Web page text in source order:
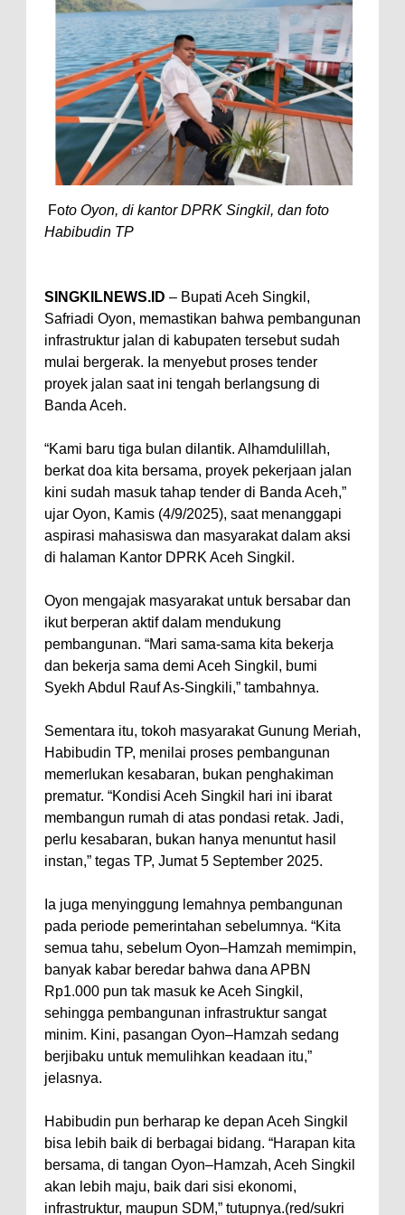
Foto Oyon, di kantor DPRK Singkil, dan foto
Habibudin TP
SINGKILNEWS.ID – Bupati Aceh Singkil,
Safriadi Oyon, memastikan bahwa pembangunan
infrastruktur jalan di kabupaten tersebut sudah
mulai bergerak. Ia menyebut proses tender
proyek jalan saat ini tengah berlangsung di
Banda Aceh.
“Kami baru tiga bulan dilantik. Alhamdulillah,
berkat doa kita bersama, proyek pekerjaan jalan
kini sudah masuk tahap tender di Banda Aceh,”
ujar Oyon, Kamis (4/9/2025), saat menanggapi
aspirasi mahasiswa dan masyarakat dalam aksi
di halaman Kantor DPRK Aceh Singkil.
Oyon mengajak masyarakat untuk bersabar dan
ikut berperan aktif dalam mendukung
pembangunan. “Mari sama-sama kita bekerja
dan bekerja sama demi Aceh Singkil, bumi
Syekh Abdul Rauf As-Singkili,” tambahnya.
Sementara itu, tokoh masyarakat Gunung Meriah,
Habibudin TP, menilai proses pembangunan
memerlukan kesabaran, bukan penghakiman
prematur. “Kondisi Aceh Singkil hari ini ibarat
membangun rumah di atas pondasi retak. Jadi,
perlu kesabaran, bukan hanya menuntut hasil
instan,” tegas TP, Jumat 5 September 2025.
Ia juga menyinggung lemahnya pembangunan
pada periode pemerintahan sebelumnya. “Kita
semua tahu, sebelum Oyon–Hamzah memimpin,
banyak kabar beredar bahwa dana APBN
Rp1.000 pun tak masuk ke Aceh Singkil,
sehingga pembangunan infrastruktur sangat
minim. Kini, pasangan Oyon–Hamzah sedang
berjibaku untuk memulihkan keadaan itu,”
jelasnya.
Habibudin pun berharap ke depan Aceh Singkil
bisa lebih baik di berbagai bidang. “Harapan kita
bersama, di tangan Oyon–Hamzah, Aceh Singkil
akan lebih maju, baik dari sisi ekonomi,
infrastruktur, maupun SDM,” tutupnya.(red/sukri